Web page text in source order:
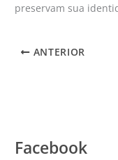
preservam sua
ANTERIOR
Facebook